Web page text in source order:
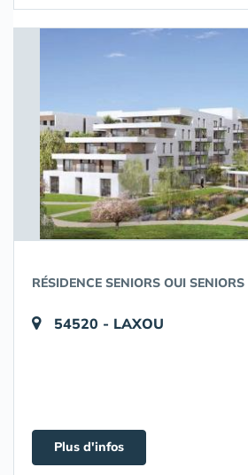
RÉSIDENCE SENIORS OUI
54520 - LAXOU
Plus d'infos